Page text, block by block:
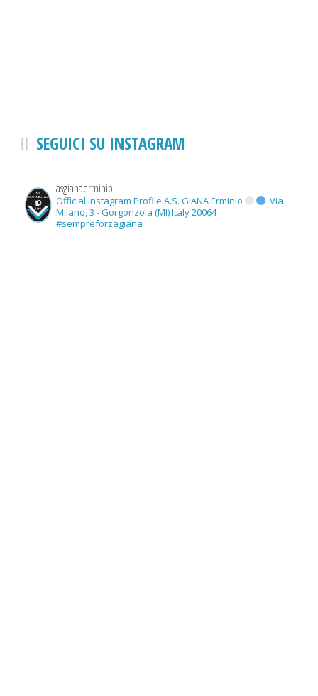
SEGUICI SU INSTAGRAM
asgianaerminio
Official Instagram Profile A.S. GIANA Erminio
Via
Milano, 3 - Gorgonzola (MI) Italy 20064
#sempreforzagiana